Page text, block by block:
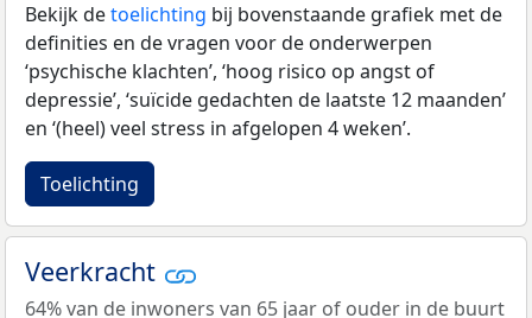
Bekijk detoelichting bij bovenstaande grafiek met de
definities en de vragen voor de onderwerpen
‘psychische klachten’, ‘hoog risico op angst of
depressie’, ‘suïcide gedachten de laatste 12 maanden’
en ‘(heel) veel stress in afgelopen 4 weken’.
Toelichting
Veerkracht
64% van de inwoners van 65 jaar of ouder in de buurt